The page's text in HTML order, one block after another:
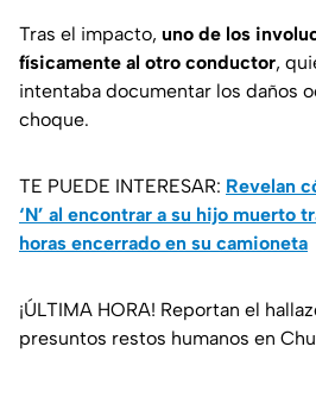
Tras el impacto, uno de los
físicamente al otro conductor,
intentaba documentar los daños
choque.
TE PUEDE INTERESAR: Revelan
‘N’ al encontrar a su hijo muerto
horas encerrado en su camioneta
¡ÚLTIMA HORA! Reportan el
presuntos restos humanos en